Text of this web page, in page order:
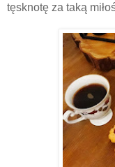
tęsknotę za taką